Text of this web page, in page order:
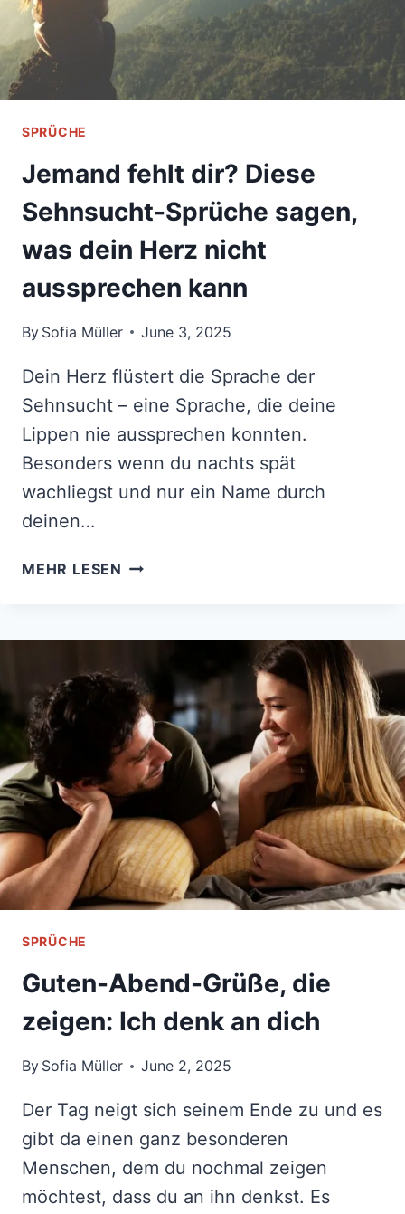
SPRÜCHE
Jemand fehlt dir? Diese
Sehnsucht-Sprüche sagen,
was dein Herz nicht
aussprechen kann
By Sofia Müller June 3, 2025
Dein Herz flüstert die Sprache der
Sehnsucht – eine Sprache, die deine
Lippen nie aussprechen konnten.
Besonders wenn du nachts spät
wachliegst und nur ein Name durch
deinen…
MEHR LESEN JEMAND
SPRÜCHE
SAGEN,
WAS
DEIN
HERZ
NICHT
AUSSPRECHEN
KANN
SPRÜCHE
Guten-Abend-Grüße, die
zeigen: Ich denk an dich
By Sofia Müller June 2, 2025
Der Tag neigt sich seinem Ende zu und es
gibt da einen ganz besonderen
Menschen, dem du nochmal zeigen
möchtest, dass du an ihn denkst. Es